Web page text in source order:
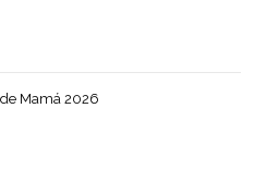
Mamá 2026